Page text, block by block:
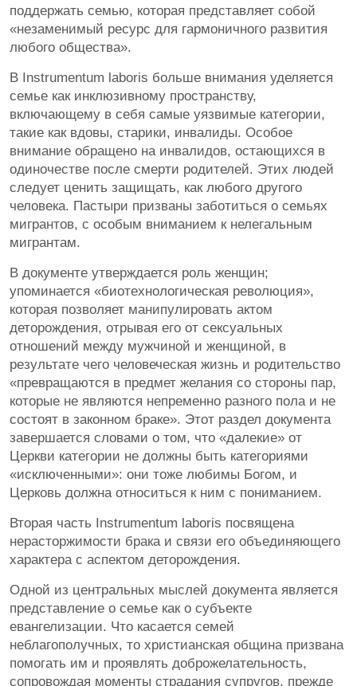
поддержать семью, которая представляет собой
«незаменимый ресурс для гармоничного развития
любого общества».
В Instrumentum laboris больше внимания уделяется
семье как инклюзивному пространству,
включающему в себя самые уязвимые категории,
такие как вдовы, старики, инвалиды. Особое
внимание обращено на инвалидов, остающихся в
одиночестве после смерти родителей. Этих людей
следует ценить защищать, как любого другого
человека. Пастыри призваны заботиться о семьях
мигрантов, с особым вниманием к нелегальным
мигрантам.
В документе утверждается роль женщин;
упоминается «биотехнологическая революция»,
которая позволяет манипулировать актом
деторождения, отрывая его от сексуальных
отношений между мужчиной и женщиной, в
результате чего человеческая жизнь и родительство
«превращаются в предмет желания со стороны пар,
которые не являются непременно разного пола и не
состоят в законном браке». Этот раздел документа
завершается словами о том, что «далекие» от
Церкви категории не должны быть категориями
«исключенными»: они тоже любимы Богом, и
Церковь должна относиться к ним с пониманием.
Вторая часть Instrumentum laboris посвящена
нерасторжимости брака и связи его объединяющего
характера с аспектом деторождения.
Одной из центральных мыслей документа является
представление о семье как о субъекте
евангелизации. Что касается семей
неблагополучных, то христианская община призвана
помогать им и проявлять доброжелательность,
сопровождая моменты страдания супругов, прежде